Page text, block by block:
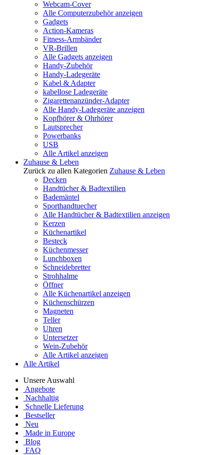
Webcam-Cover
Alle Computerzubehör anzeigen
Gadgets
Action-Kameras
Fitness-Armbänder
VR-Brillen
Alle Gadgets anzeigen
Handy-Zubehör
Handy-Ladegeräte
Kabel & Adapter
kabellose Ladegeräte
Zigarettenanzünder-Adapter
Alle Handy-Ladegeräte anzeigen
Kopfhörer & Ohrhörer
Lautsprecher
Powerbanks
USB
Alle Artikel anzeigen
Zuhause & Leben
Zurück zu allen Kategorien Zuhause & Leben
Decken
Handtücher & Badtextilien
Bademäntel
Sporthandtuecher
Alle Handtücher & Badtextilien anzeigen
Kerzen
Küchenartikel
Besteck
Küchenmesser
Lunchboxen
Schneidebretter
Strohhalme
Öffner
Alle Küchenartikel anzeigen
Küchenschürzen
Magneten
Teller
Uhren
Untersetzer
Wein-Zubehör
Alle Artikel anzeigen
Alle Artikel
Unsere Auswahl
Angebote
Nachhaltig
Schnelle Lieferung
Bestseller
Neu
Made in Europe
Blog
FAQ